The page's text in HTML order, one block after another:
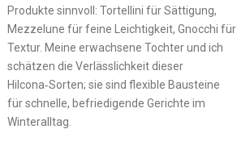
Produkte sinnvoll: Tortellini für Sättigung,
Mezzelune für feine Leichtigkeit, Gnocchi für
Textur. Meine erwachsene Tochter und ich
schätzen die Verlässlichkeit dieser
Hilcona‑Sorten; sie sind flexible Bausteine
für schnelle, befriedigende Gerichte im
Winteralltag.